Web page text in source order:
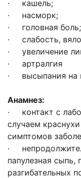
· кашель;
· насморк;
· головная боль;
· слабость,
· увеличение
· артралгия
· высыпания на
Анамнез:
· контакт с
случаем
симптомов
·
папулезная
разгибательных